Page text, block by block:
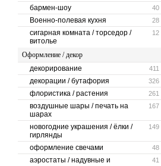
40
бармен-шоу
28
Военно-полевая кухня
12
сигарная комната / торседор /
витолье
Оформление / декор
411
декорирование
326
декорации / бутафория
261
флористика / растения
167
воздушные шары / печать на
шарах
149
новогодние украшения / ёлки /
гирлянды
48
оформление свечами
41
аэростаты / надувные и